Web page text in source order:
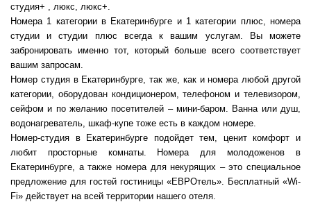
студия+ , люкс, люкс+.
Номера 1 категории в Екатеринбурге и 1 категории плюс, номера
студии и студии плюс всегда к вашим услугам. Вы можете
забронировать именно тот, который больше всего соответствует
вашим запросам.
Номер студия в Екатеринбурге, так же, как и номера любой другой
категории, оборудован кондиционером, телефоном и телевизором,
сейфом и по желанию посетителей – мини-баром. Ванна или душ,
водонагреватель, шкаф-купе тоже есть в каждом номере.
Номер-студия в Екатеринбурге подойдет тем, ценит комфорт и
любит просторные комнаты. Номера для молодоженов в
Екатеринбурге, а также номера для некурящих – это специальное
предложение для гостей гостиницы «ЕВРОтель». Бесплатный «Wi-
Fi» действует на всей территории нашего отеля.